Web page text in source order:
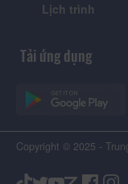
Lịch trình
Tải ứng dụng
Copyright © 2025 -